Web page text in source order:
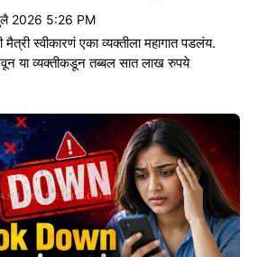
2026 5:26 PM
स्वीकारणं एका व्यक्तीला महागात पडलंय.
या व्यक्तीकडून तब्बल सात लाख रुपये